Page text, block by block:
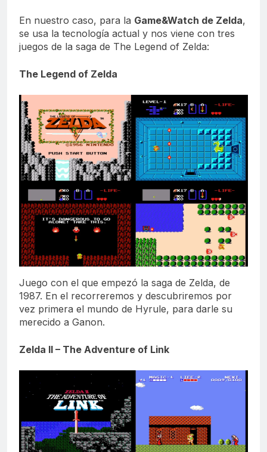
En nuestro caso, para la Game&Watch de Zelda,
se usa la tecnología actual y nos viene con tres
juegos de la saga de The Legend of Zelda:
The Legend of Zelda
Juego con el que empezó la saga de Zelda, de
1987. En el recorreremos y descubriremos por
vez primera el mundo de Hyrule, para darle su
merecido a Ganon.
Zelda II – The Adventure of Link